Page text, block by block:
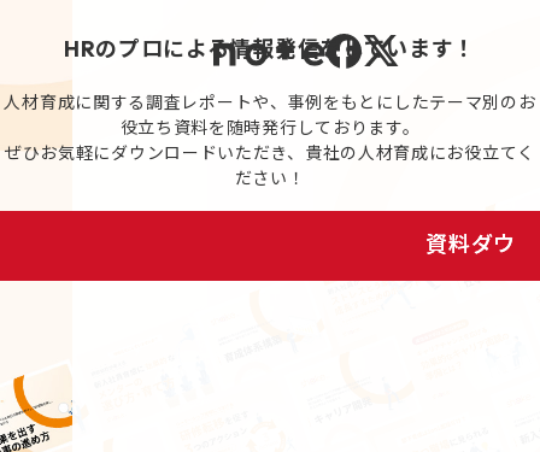
HRのプロによる情報発信をしています！
人材育成に関する調査レポートや、事例をもとにしたテーマ別のお
役立ち資料を随時発行しております。
ぜひお気軽にダウンロードいただき、貴社の人材育成にお役立てく
ださい！